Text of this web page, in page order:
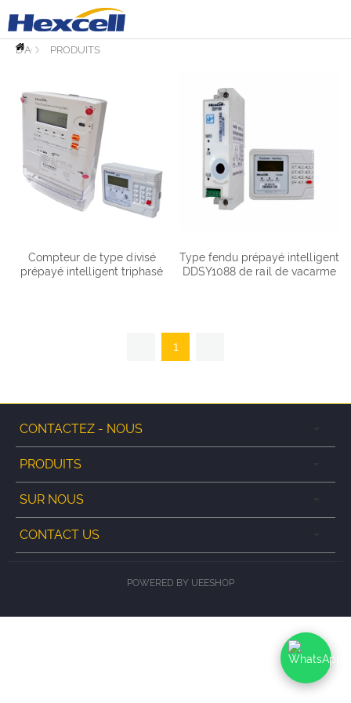
PAGE
D'ACCUEILPRODUITS
Compteur de type divisé
prépayé intelligent triphasé
Type fendu prépayé intelligent
DDSY1088 de rail de vacarme
1
CONTACTEZ - NOUS
PRODUITS
SUR NOUS
CONTACT US
POWERED BY UEESHOP